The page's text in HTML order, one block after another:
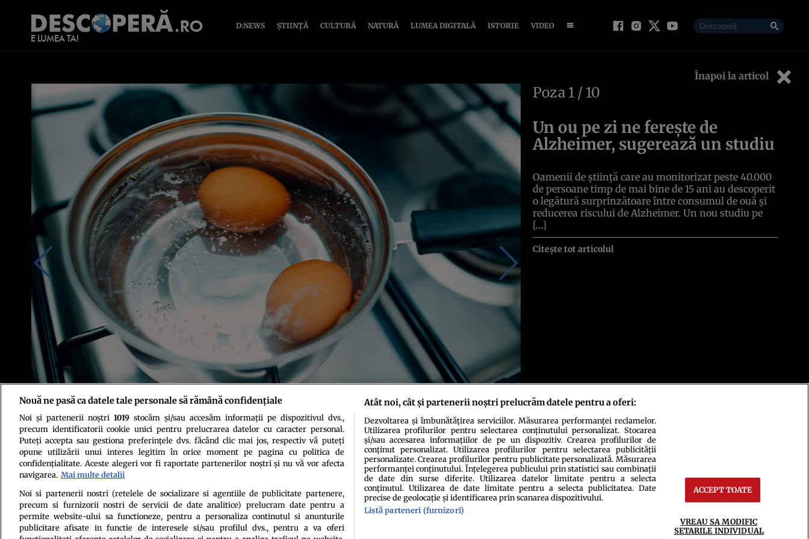
D:NEWS ȘTIINȚĂ CULTURĂ NATURĂ LUMEA DIGITALĂ ISTORIE VIDEO
Înapoi la articol
Foto: Shutterstock
Poza 1 / 10
Un ou pe zi ne ferește de
Alzheimer, sugerează un studiu
Oamenii de știință care au monitorizat peste 40.000
de persoane timp de mai bine de 15 ani au descoperit
o legătură surprinzătoare între consumul de ouă și
reducerea riscului de Alzheimer. Un nou studiu pe
[…]
Citește tot articolul
Politica de confidenţialitatePolitica de cookiesTermeni şi condiţiiEchipa redacțională
Nouă ne pasă ca datele tale personale să rămână confidențiale
Noi și partenerii noștri 1019stocăm și/sau accesăm informații pe dispozitivul dvs.,
precum identificatorii cookie unici pentru prelucrarea datelor cu caracter personal.
Puteți accepta sau gestiona preferințele dvs. făcând clic mai jos, respectiv vă puteți
opune utilizării unui interes legitim în orice moment pe pagina cu politica de
confidențialitate. Aceste alegeri vor fi raportate partenerilor noștri și nu vă vor afecta
navigarea. Mai multe detalii
Noi si partenerii nostri (retelele de socializare si agentiile de publicitate partenere,
precum si furnizorii nostri de servicii de date analitice) prelucram date pentru a
permite website-ului sa functioneze, pentru a personaliza continutul si anunturile
publicitare afisate in functie de interesele si/sau profilul dvs., pentru a va oferi
Atât noi, cât și partenerii noștri prelucrăm datele pentru a oferi:
Dezvoltarea și îmbunătățirea serviciilor. Măsurarea performanței reclamelor.
Utilizarea profilurilor pentru selectarea conținutului personalizat. Stocarea
și/sau accesarea informațiilor de pe un dispozitiv. Crearea profilurilor de
conținut personalizat. Utilizarea profilurilor pentru selectarea publicității
personalizate. Crearea profilurilor pentru publicitate personalizată. Măsurarea
performanței conținutului. Înțelegerea publicului prin statistici sau combinații
de date din surse diferite. Utilizarea datelor limitate pentru a selecta
conținutul. Utilizarea de date limitate pentru a selecta publicitatea. Date
precise de geolocație și identificarea prin scanarea dispozitivului.
Listă parteneri (furnizori)
ACCEPT TOATE
VREAU SA MODIFIC
SETARILE INDIVIDUAL